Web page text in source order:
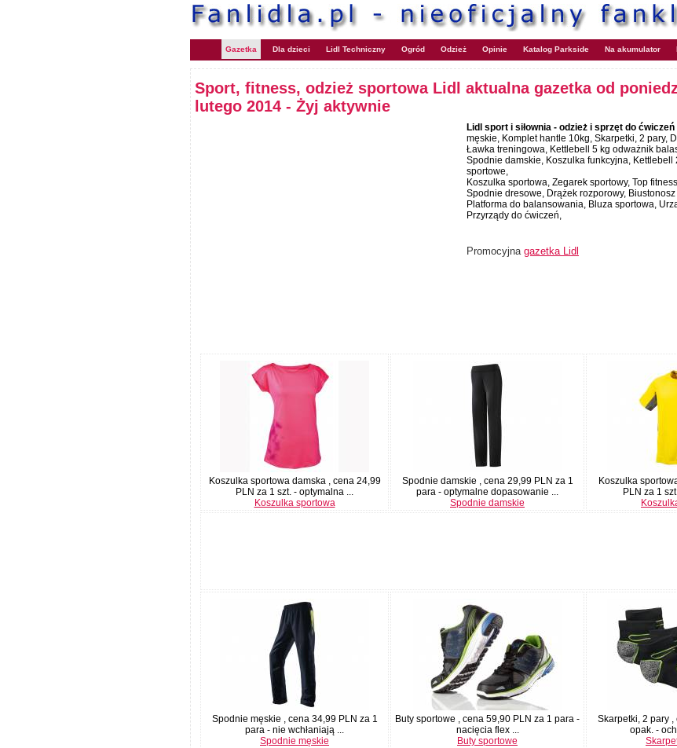
Gazetka Dla dzieci Lidl Techniczny Ogród Odzież Opinie Katalog Parkside Na akumulator
Sport, fitness, odzież sportowa Lidl aktualna gazetka od
lutego 2014 - Żyj aktywnie
Lidl sport i siłownia - odzież i sprzęt do
męskie, Komplet hantle 10kg, Skarpetki, 2 pary,
Ławka treningowa, Kettlebell 5 kg odważnik
Spodnie damskie, Koszulka funkcyjna, Kettlebell
sportowe,
Koszulka sportowa, Zegarek sportowy, Top
Spodnie dresowe, Drążek rozporowy, Biustonosz
Platforma do balansowania, Bluza sportowa,
Przyrządy do ćwiczeń,
Promocyjna gazetka Lidl
Koszulka sportowa damska , cena 24,99
PLN za 1 szt. - optymalna ...
Koszulka sportowa
Spodnie damskie , cena 29,99 PLN za 1
para - optymalne dopasowanie ...
Spodnie damskie
Koszulka
PLN za 1
Spodnie męskie , cena 34,99 PLN za 1
para - nie wchłaniają ...
Spodnie męskie
Buty sportowe , cena 59,90 PLN za 1 para -
nacięcia flex ...
Buty sportowe
Skarpetki, 2 pary
opak. -